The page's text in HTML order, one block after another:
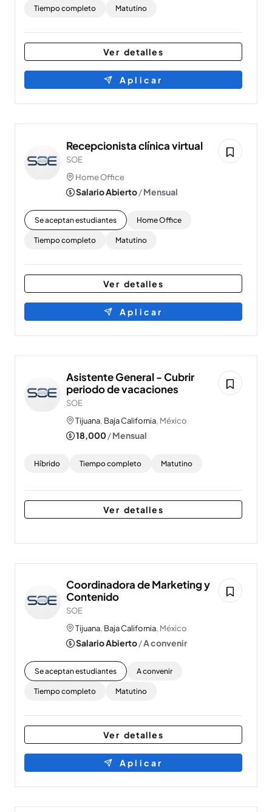
Tiempo completo Matutino
Ver detalles
Aplicar
Recepcionista clínica virtual
SOE
Home Office
Salario Abierto/Mensual
Se aceptan estudiantes Home Office
Tiempo completo Matutino
Ver detalles
Aplicar
Asistente General - Cubrir
periodo de vacaciones
SOE
Tijuana, Baja California, México
18,000/Mensual
Híbrido Tiempo completo Matutino
Ver detalles
Coordinadora de Marketing y
Contenido
SOE
Tijuana, Baja California, México
Salario Abierto/A convenir
Se aceptan estudiantes A convenir
Tiempo completo Matutino
Ver detalles
Aplicar